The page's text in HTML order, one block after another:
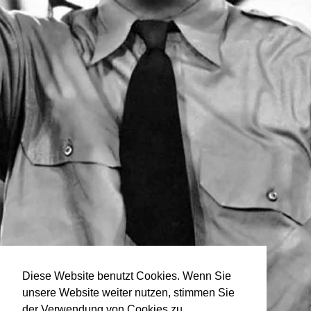
Diese Website benutzt Cookies. Wenn Sie
unsere Website weiter nutzen, stimmen Sie